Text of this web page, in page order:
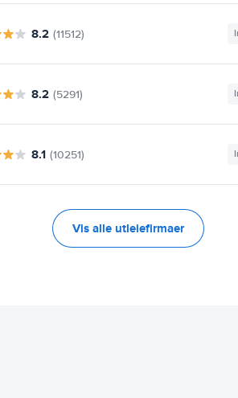
8.2 (11512)
8.2 (5291)
8.1 (10251)
Vis alle utleiefirmaer